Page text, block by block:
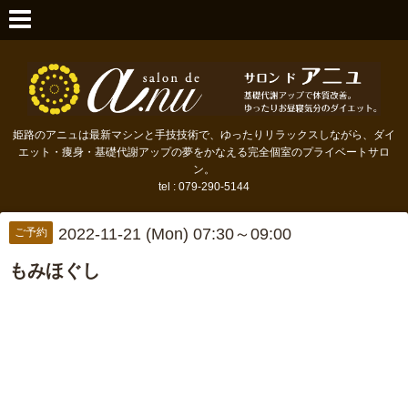
姫路のアニュは最新マシンと手技技術で、ゆったりリラックスしながら、ダイ
エット・痩身・基礎代謝アップの夢をかなえる完全個室のプライベートサロ
ン。
tel : 079-290-5144
ご予約 2022-11-21 (Mon) 07:30～09:00
もみほぐし